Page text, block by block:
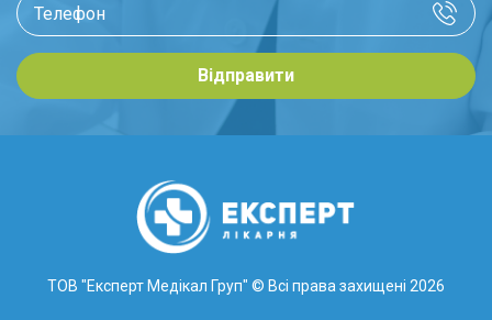
Відправити
ТОВ "Експерт Медікал Груп" © Всі права захищені 2026